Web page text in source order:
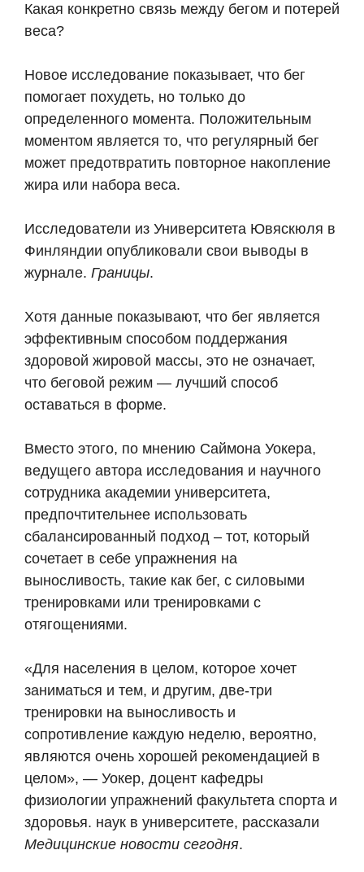
Какая конкретно связь между бегом и потерей
веса?
Новое исследование показывает, что бег
помогает похудеть, но только до
определенного момента. Положительным
моментом является то, что регулярный бег
может предотвратить повторное накопление
жира или набора веса.
Исследователи из Университета Ювяскюля в
Финляндии опубликовали свои выводы в
журнале. Границы.
Хотя данные показывают, что бег является
эффективным способом поддержания
здоровой жировой массы, это не означает,
что беговой режим — лучший способ
оставаться в форме.
Вместо этого, по мнению Саймона Уокера,
ведущего автора исследования и научного
сотрудника академии университета,
предпочтительнее использовать
сбалансированный подход – тот, который
сочетает в себе упражнения на
выносливость, такие как бег, с силовыми
тренировками или тренировками с
отягощениями.
«Для населения в целом, которое хочет
заниматься и тем, и другим, две-три
тренировки на выносливость и
сопротивление каждую неделю, вероятно,
являются очень хорошей рекомендацией в
целом», — Уокер, доцент кафедры
физиологии упражнений факультета спорта и
здоровья. наук в университете, рассказали
Медицинские новости сегодня.